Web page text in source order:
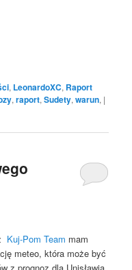
, LeonardoXC, Raport
,raport,Sudety,warun, |
Kuj-Pom Team mam
meteo, która może być